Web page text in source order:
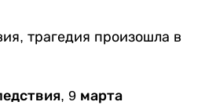
трагедия произошла в
9 марта